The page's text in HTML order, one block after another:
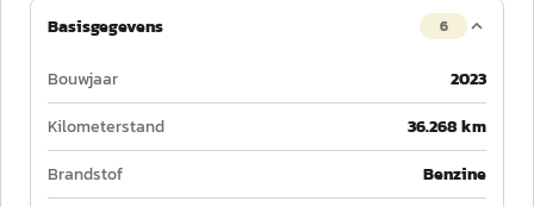
Basisgegevens 6
Bouwjaar
2023
Kilometerstand
36.268 km
Brandstof
Benzine